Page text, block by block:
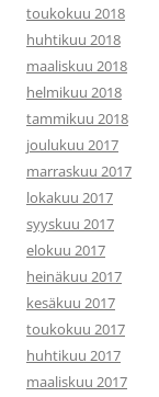
toukokuu 2018
huhtikuu 2018
maaliskuu 2018
helmikuu 2018
tammikuu 2018
joulukuu 2017
marraskuu 2017
lokakuu 2017
syyskuu 2017
elokuu 2017
heinäkuu 2017
kesäkuu 2017
toukokuu 2017
huhtikuu 2017
maaliskuu 2017